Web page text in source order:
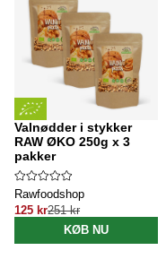
Valnødder i stykker
RAW ØKO 250g x 3
pakker
Rawfoodshop
125 kr251 kr
KØB NU